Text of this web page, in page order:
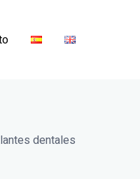
dentales